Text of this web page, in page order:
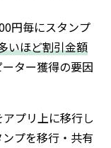
円毎にスタンプ
いほど割引金額
ター獲得の要因
プリ上に移行し
プを移行・共有